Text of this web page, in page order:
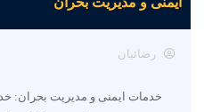
رضائیان
خدمات ایمنی و مدیریت بحران: